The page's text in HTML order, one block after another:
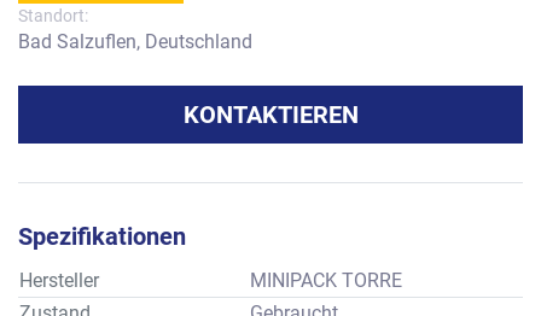
Standort:
Bad Salzuflen, Deutschland
KONTAKTIEREN
Spezifikationen
Hersteller
MINIPACK TORRE